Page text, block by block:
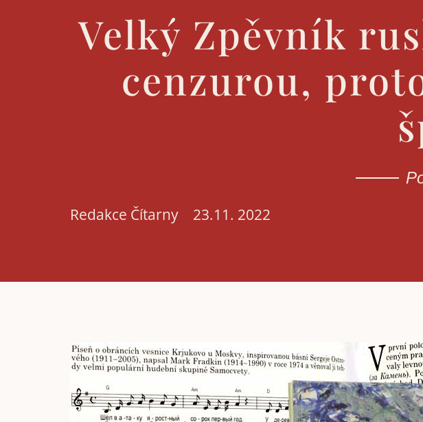
Velký Zpěvník
cenzurou,
Redakce Čítarny 23.11. 2022